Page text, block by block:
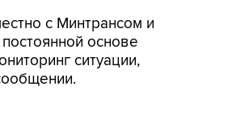
с Минтрансом и
основе
ситуации,